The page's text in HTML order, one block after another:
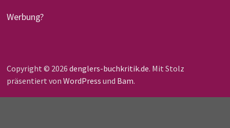
Werbung?
Copyright © 2026 denglers-buchkritik.de. Mit Stolz
präsentiert von WordPress und Bam.